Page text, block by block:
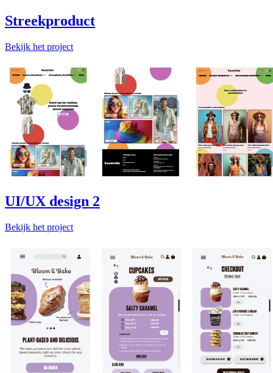
Streekproduct
Bekijk het project
UI/UX design 2
Bekijk het project